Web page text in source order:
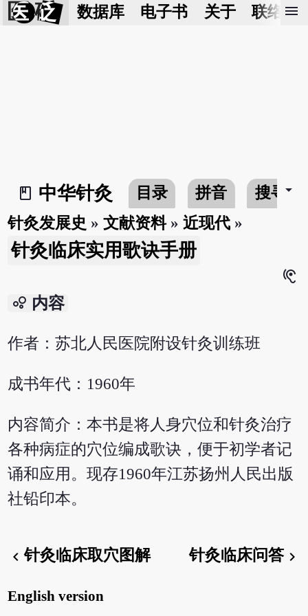
医 砭 数据库 电子书 关于 联络我
menu
book_2
中华针灸 目录 拼音 搜寻arrow_drop_down
针灸发展史 »文献资料»近现代 »
针灸临床实用歌诀手册
hearing
bubble_chart 内容
作者：苏北人民医院附设针灸训练班
成书年代：1960年
内容简介：本书是将人身穴位和针灸治疗
各种病症的穴位编成歌诀，便于初学者记
诵和应用。现存1960年江苏扬州人民出版
社铅印本。
chevron_left针灸临床取穴图解 针灸临床问答chevron_right
English version